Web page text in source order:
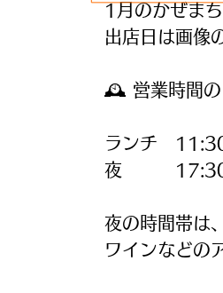
1月のかぜま
出店日は画像
🕰 営業時間の
ランチ
夜 17:30
夜の時間帯は、
ワインなどの